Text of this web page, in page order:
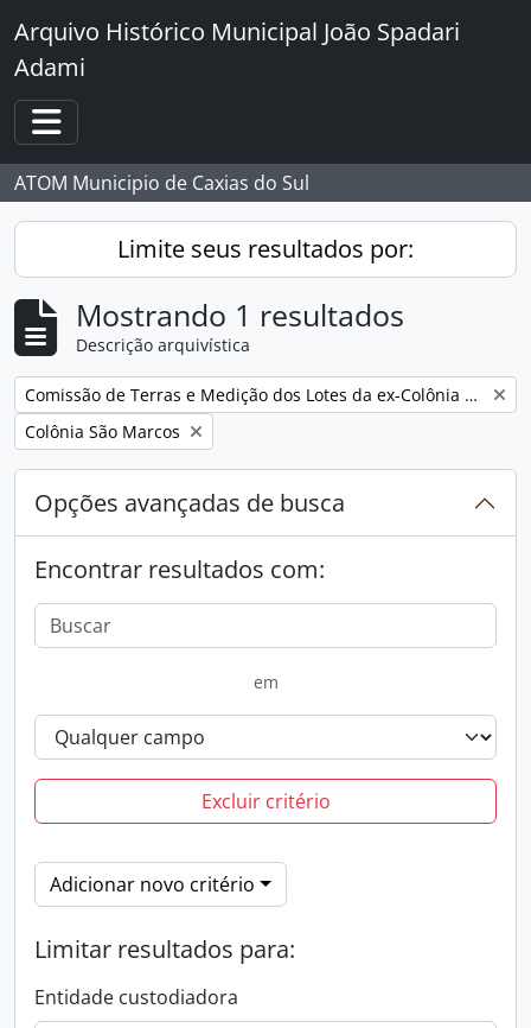
Skip to main content
Arquivo Histórico Municipal João Spadari
Adami
Toggle navigation
ATOM Municipio de Caxias do Sul
Limite seus resultados por:
Mostrando 1 resultados
Descrição arquivística
Remover filtro:
Comissão de Terras e Medição dos Lotes da ex-Colônia Caxias
Remover filtro:
Colônia São Marcos
Opções avançadas de busca
Encontrar resultados com:
em
Excluir critério
Adicionar novo critério
Limitar resultados para:
Entidade custodiadora